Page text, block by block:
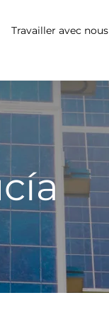
Travailler avec nous